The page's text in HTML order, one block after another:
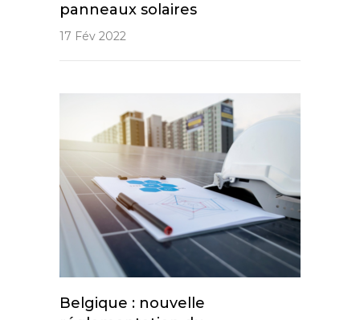
panneaux solaires
17 Fév 2022
Belgique : nouvelle